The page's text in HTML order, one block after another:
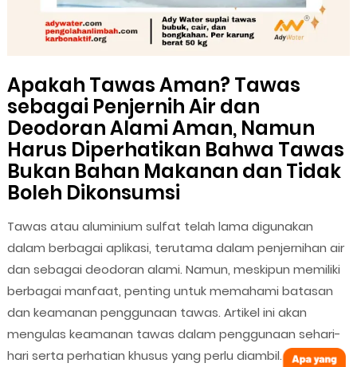
Apakah Tawas Aman? Tawas
sebagai Penjernih Air dan
Deodoran Alami Aman, Namun
Harus Diperhatikan Bahwa Tawas
Bukan Bahan Makanan dan Tidak
Boleh Dikonsumsi
Tawas atau aluminium sulfat telah lama digunakan
dalam berbagai aplikasi, terutama dalam penjernihan air
dan sebagai deodoran alami. Namun, meskipun memiliki
berbagai manfaat, penting untuk memahami batasan
dan keamanan penggunaan tawas. Artikel ini akan
mengulas keamanan tawas dalam penggunaan sehari-
hari serta perhatian khusus yang perlu diambil.